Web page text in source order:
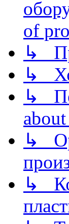
of
↳
↳
↳
↳
↳